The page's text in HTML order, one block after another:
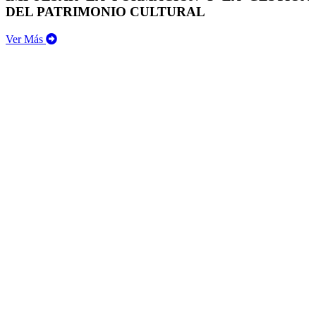
DEL PATRIMONIO CULTURAL
Ver Más